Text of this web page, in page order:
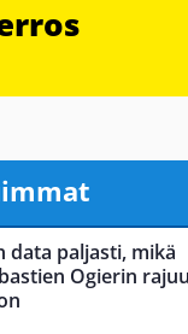
data paljasti, mikä
Ogierin